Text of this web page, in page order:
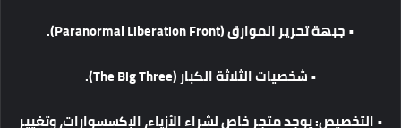
•جبهةتحريرالموارق(Paranormal Liberation Front).
•شخصياتالثلاثةالكبار(The Big Three).
•التخصيص:يوجدمتجرخاصلشراءالأزياء،الإكسسوارات،وتغيير